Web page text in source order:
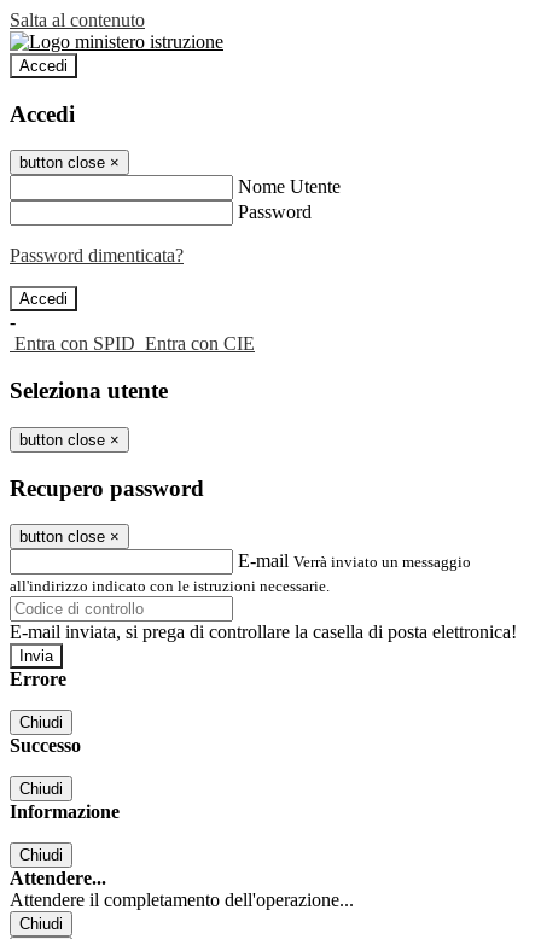
Salta al contenuto
Accedi
Accedi
button close ×
Nome Utente
Password
Password dimenticata?
-
Entra con SPID Entra con CIE
Seleziona utente
button close ×
Recupero password
button close ×
E-mail Verrà inviato un messaggio
all'indirizzo indicato con le istruzioni necessarie.
E-mail inviata, si prega di controllare la casella di posta elettronica!
Errore
Chiudi
Successo
Chiudi
Informazione
Chiudi
Attendere...
Attendere il completamento dell'operazione...
Chiudi